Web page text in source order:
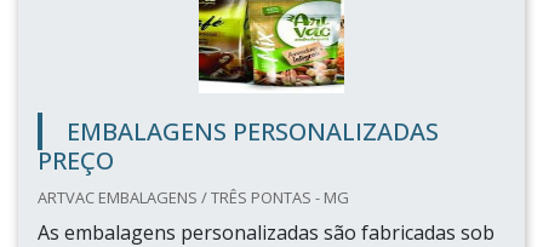
EMBALAGENS PERSONALIZADAS
PREÇO
ARTVAC EMBALAGENS / TRÊS PONTAS - MG
As embalagens personalizadas são fabricadas sob